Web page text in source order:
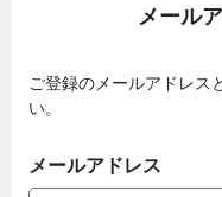
メール
ご登録のメールアドレス
い。
メールアドレス